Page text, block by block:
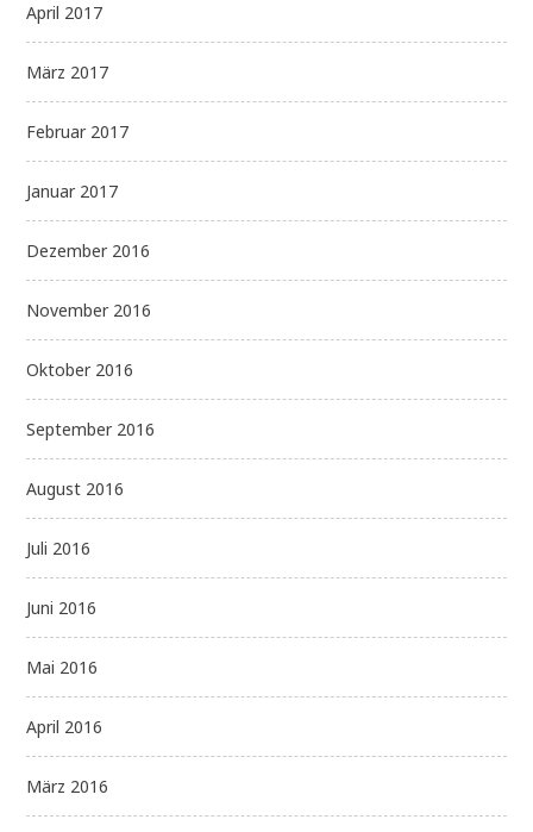
April 2017
März 2017
Februar 2017
Januar 2017
Dezember 2016
November 2016
Oktober 2016
September 2016
August 2016
Juli 2016
Juni 2016
Mai 2016
April 2016
März 2016